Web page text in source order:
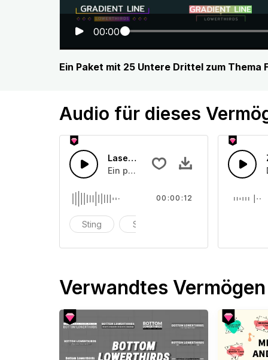
00:00
Ein Paket mit 25 Untere Drittel zum Thema
Audio für dieses
Lasertunnel
Ein phasierender und absteigender
Sting Stab
00:00:12
Verwandtes Vermögen